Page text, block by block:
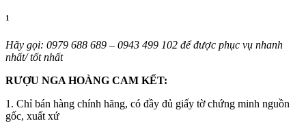
1
Hãy gọi: 0979 688 689 – 0943 499 102 để được phục vụ nhanh
nhất/ tốt nhất
RƯỢU NGA HOÀNG CAM KẾT:
1. Chỉ bán hàng chính hãng, có đầy đủ giấy tờ chứng minh nguồn
gốc, xuất xứ